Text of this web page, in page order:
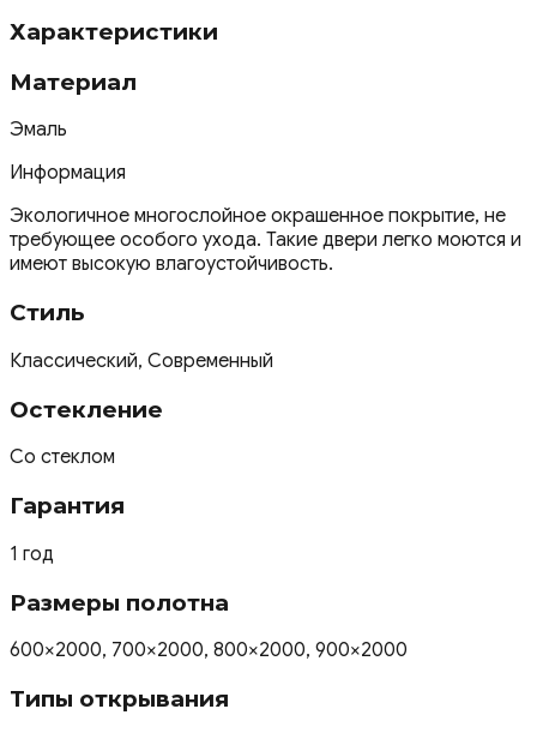
Характеристики
Материал
Эмаль
Информация
Экологичное многослойное окрашенное покрытие, не
требующее особого ухода. Такие двери легко моются и
имеют высокую влагоустойчивость.
Стиль
Классический, Современный
Остекление
Со стеклом
Гарантия
1 год
Размеры полотна
600×2000, 700×2000, 800×2000, 900×2000
Типы открывания